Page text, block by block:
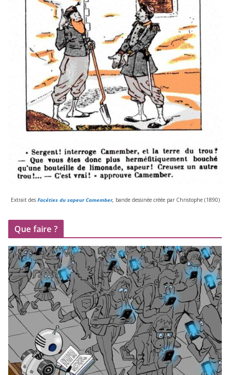
Extrait desFacéties du sapeur Camember, bande des­si­née créée par Christophe (1890)
Que faire ?